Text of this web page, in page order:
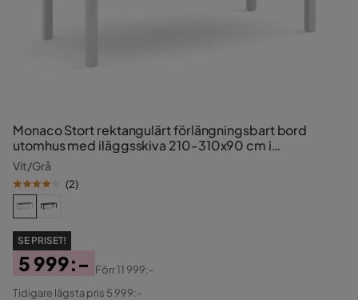
Monaco Stort rektangulärt förlängningsbart bord
utomhus med iläggsskiva 210-310x90 cm i
aluminium/plast
Vit/Grå
(2)
SE PRISET!
Pris
5 999:-
Original
Förr11 999:-
Tidigare lägsta pris 5 999:-